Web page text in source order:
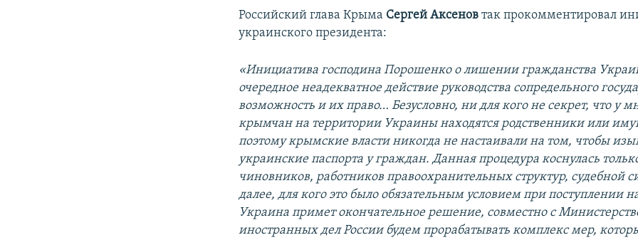
Российский глава Крыма Сергей Аксенов так прокомментировал
украинского президента:
«Инициатива господина Порошенко о лишении гражданства
очередное неадекватное действие руководства сопредельного
возможность и их право… Безусловно, ни для кого не секрет, что у
крымчан на территории Украины находятся родственники или
поэтому крымские власти никогда не настаивали на том, чтобы
украинские паспорта у граждан. Данная процедура коснулась
чиновников, работников правоохранительных структур, судебной
далее, для кого это было обязательным условием при поступлении
Украина примет окончательное решение, совместно с
иностранных дел России будем прорабатывать комплекс мер,